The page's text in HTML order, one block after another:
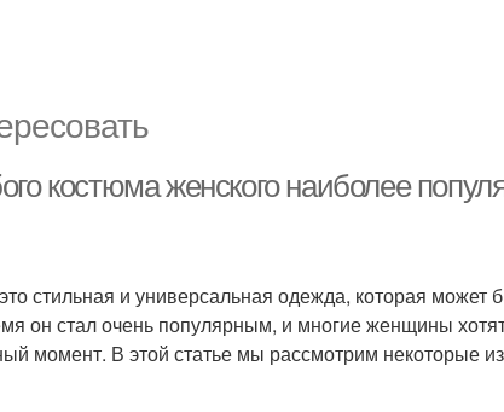
костюма женского наиболее
стильная и универсальная одежда, которая может
он стал очень популярным, и многие женщины
момент. В этой статье мы рассмотрим некоторые